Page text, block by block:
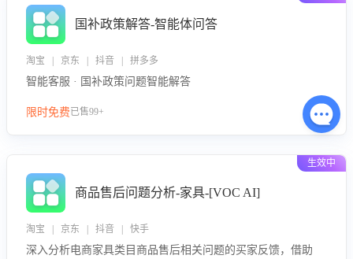
国补政策解答-智能体问答
淘宝 | 京东 | 抖音 | 拼多多
智能客服 · 国补政策问题智能解答
限时免费已售99+
生效中
商品售后问题分析-家具-[VOC AI]
淘宝 | 京东 | 抖音 | 快手
深入分析电商家具类目商品售后相关问题的买家反馈，借助